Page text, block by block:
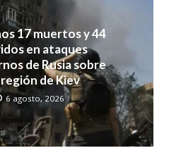
17 muertos y 44
en ataques
de Rusia sobre
de Kiev
6 agosto, 2026